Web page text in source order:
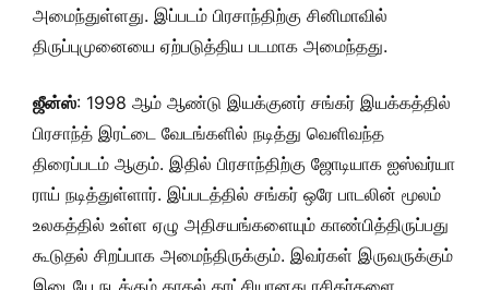
அமைந்துள்ளது. இப்படம் பிரசாந்திற்கு சினிமாவில்
திருப்புமுனையை ஏற்படுத்திய படமாக அமைந்தது.
ஜீன்ஸ்: 1998 ஆம் ஆண்டு இயக்குனர் சங்கர் இயக்கத்தில்
பிரசாந்த் இரட்டை வேடங்களில் நடித்து வெளிவந்த
திரைப்படம் ஆகும். இதில் பிரசாந்திற்கு ஜோடியாக ஐஸ்வர்யா
ராய் நடித்துள்ளார். இப்படத்தில் சங்கர் ஒரே பாடலின் மூலம்
உலகத்தில் உள்ள ஏழு அதிசயங்களையும் காண்பித்திருப்பது
கூடுதல் சிறப்பாக அமைந்திருக்கும். இவர்கள் இருவருக்கும்
இடையே நடக்கும் காதல் காட்சியானது ரசிகர்களை